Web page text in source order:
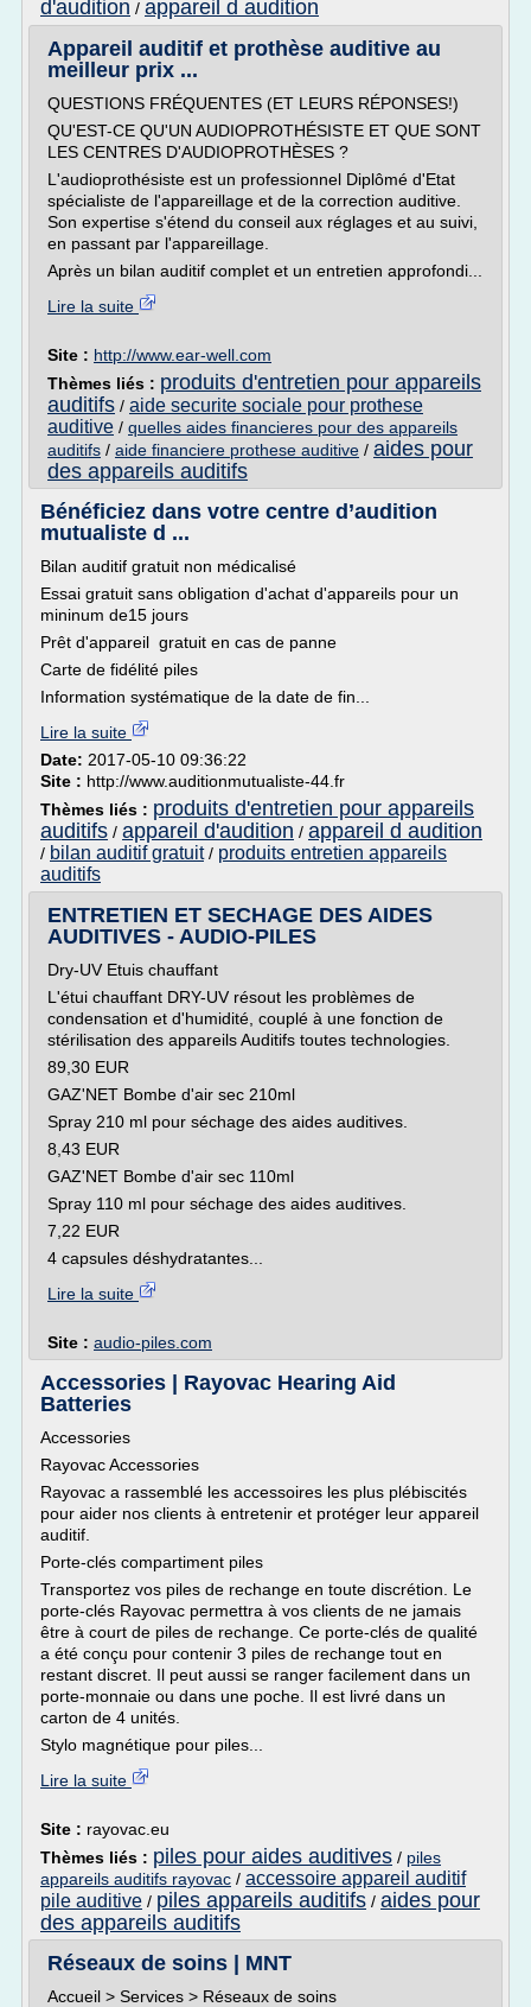
d'audition / appareil d audition
Appareil auditif et prothèse auditive au
meilleur prix ...
QUESTIONS FRÉQUENTES (ET LEURS RÉPONSES!)
QU'EST-CE QU'UN AUDIOPROTHÉSISTE ET QUE SONT
LES CENTRES D'AUDIOPROTHÈSES ?
L'audioprothésiste est un professionnel Diplômé d'Etat
spécialiste de l'appareillage et de la correction auditive.
Son expertise s'étend du conseil aux réglages et au suivi,
en passant par l'appareillage.
Après un bilan auditif complet et un entretien approfondi...
Lire la suite
Site : http://www.ear-well.com
Thèmes liés : produits d'entretien pour appareils
auditifs / aide securite sociale pour prothese
auditive / quelles aides financieres pour des appareils
auditifs / aide financiere prothese auditive / aides pour
des appareils auditifs
Bénéficiez dans votre centre d’audition
mutualiste d ...
Bilan auditif gratuit non médicalisé
Essai gratuit sans obligation d'achat d'appareils pour un
mininum de15 jours
Prêt d'appareil gratuit en cas de panne
Carte de fidélité piles
Information systématique de la date de fin...
Lire la suite
Date: 2017-05-10 09:36:22
Site : http://www.auditionmutualiste-44.fr
Thèmes liés : produits d'entretien pour appareils
auditifs / appareil d'audition / appareil d audition
/ bilan auditif gratuit/ produits entretien appareils
auditifs
ENTRETIEN ET SECHAGE DES AIDES
AUDITIVES - AUDIO-PILES
Dry-UV Etuis chauffant
L'étui chauffant DRY-UV résout les problèmes de
condensation et d'humidité, couplé à une fonction de
stérilisation des appareils Auditifs toutes technologies.
89,30 EUR
GAZ'NET Bombe d'air sec 210ml
Spray 210 ml pour séchage des aides auditives.
8,43 EUR
GAZ'NET Bombe d'air sec 110ml
Spray 110 ml pour séchage des aides auditives.
7,22 EUR
4 capsules déshydratantes...
Lire la suite
Site : audio-piles.com
Accessories | Rayovac Hearing Aid
Batteries
Accessories
Rayovac Accessories
Rayovac a rassemblé les accessoires les plus plébiscités
pour aider nos clients à entretenir et protéger leur appareil
auditif.
Porte-clés compartiment piles
Transportez vos piles de rechange en toute discrétion. Le
porte-clés Rayovac permettra à vos clients de ne jamais
être à court de piles de rechange. Ce porte-clés de qualité
a été conçu pour contenir 3 piles de rechange tout en
restant discret. Il peut aussi se ranger facilement dans un
porte-monnaie ou dans une poche. Il est livré dans un
carton de 4 unités.
Stylo magnétique pour piles...
Lire la suite
Site : rayovac.eu
Thèmes liés : piles pour aides auditives / piles
appareils auditifs rayovac / accessoire appareil auditif
pile auditive / piles appareils auditifs / aides pour
des appareils auditifs
Réseaux de soins | MNT
Accueil > Services > Réseaux de soins